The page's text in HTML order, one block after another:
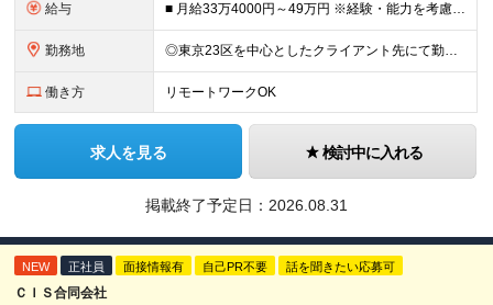
給与 ■ 月給33万4000円～49万円 ※経験・能力を考慮して優遇します。 ※上記には固定残業代（月30時間分・6万3500円～9万3100円）を含みます。超過分は全額支給。 ※待機期間中全額給与を保証
勤務地 ◎東京23区を中心としたクライアント先にて勤務いただきます（転居を伴う転勤なし） ◎在宅勤務も活用できます ■ 本社 東京都江戸川区南葛西3-5-3-402 (変更の範囲)上記を除く当社関連勤務地
働き方 リモートワークOK
求人を見る 検討中に入れる
掲載終了予定日： 2026.08.31
NEW 正社員 面接情報有 自己PR不要 話を聞きたい応募可
ＣＩＳ合同会社